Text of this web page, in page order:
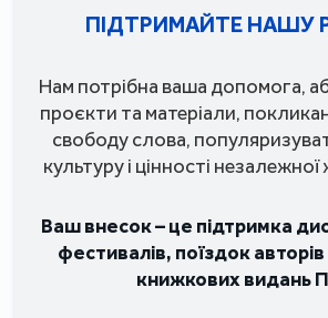
ПІДТРИМАЙТЕ НАШУ
Нам потрібна ваша допомога,
проєкти та матеріали,
свободу слова,
культуру і цінності
Ваш внесок – це підтримка
фестивалів, поїздок авторів
книжкових видань